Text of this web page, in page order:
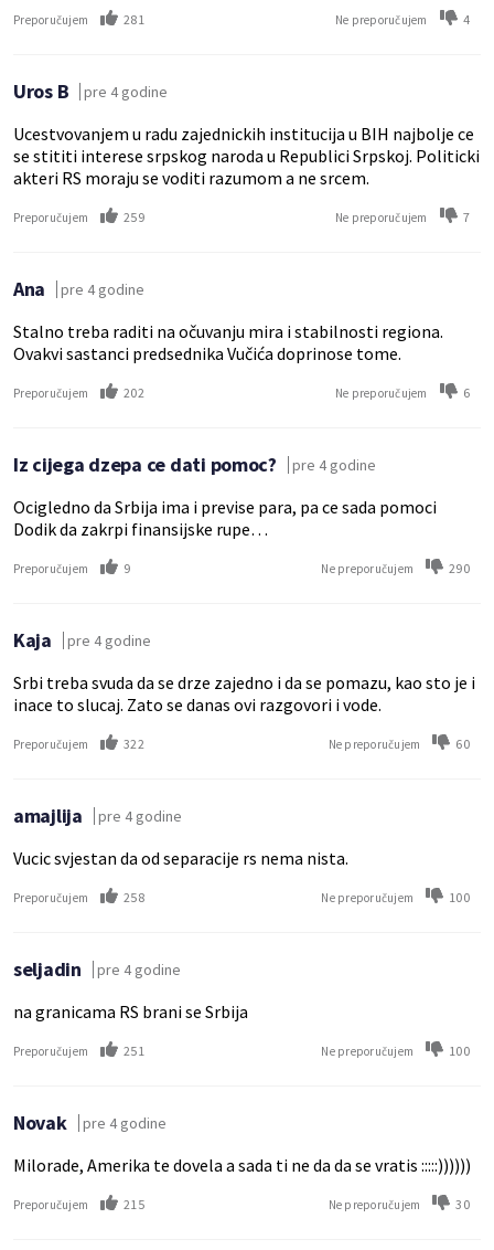
Preporučujem 281 Ne preporučujem 4
Uros B pre 4 godine
Ucestvovanjem u radu zajednickih institucija u BIH najbolje ce
se stititi interese srpskog naroda u Republici Srpskoj. Politicki
akteri RS moraju se voditi razumom a ne srcem.
Preporučujem 259 Ne preporučujem 7
Ana pre 4 godine
Stalno treba raditi na očuvanju mira i stabilnosti regiona.
Ovakvi sastanci predsednika Vučića doprinose tome.
Preporučujem 202 Ne preporučujem 6
Iz cijega dzepa ce dati pomoc? pre 4 godine
Ocigledno da Srbija ima i previse para, pa ce sada pomoci
Dodik da zakrpi finansijske rupe…
Preporučujem 9 Ne preporučujem 290
Kaja pre 4 godine
Srbi treba svuda da se drze zajedno i da se pomazu, kao sto je i
inace to slucaj. Zato se danas ovi razgovori i vode.
Preporučujem 322 Ne preporučujem 60
amajlija pre 4 godine
Vucic svjestan da od separacije rs nema nista.
Preporučujem 258 Ne preporučujem 100
seljadin pre 4 godine
na granicama RS brani se Srbija
Preporučujem 251 Ne preporučujem 100
Novak pre 4 godine
Milorade, Amerika te dovela a sada ti ne da da se vratis :::::))))))
Preporučujem 215 Ne preporučujem 30